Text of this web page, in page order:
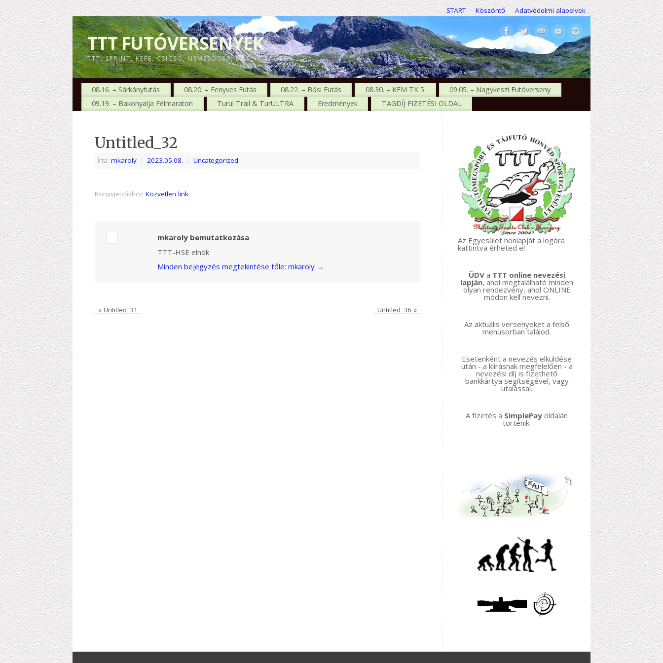
START Köszöntő Adatvédelmi alapelvek
TTT FUTÓVERSENYEK
TTT, SPRINT, KEFE, CSICSÓ, NEMESÓCSA, BŐS, MSE, GTC
08.16. – Sárkányfutás 08.20. – Fenyves Futás 08.22. – Bősi Futás 08.30. – KEM TK 5.
09.05. – Nagykeszi Futóverseny
09.19. – Bakonyalja Félmaraton
Turul Trail & TurULTRA Eredmények TAGDÍJ FIZETÉSI OLDAL
Untitled_32
Írta: mkaroly | 2023.05.08. | Uncategorized
Könyvjelzőkhöz Közvetlen link.
mkaroly bemutatkozása
TTT-HSE elnök
Minden bejegyzés megtekintése tőle: mkaroly →
«Untitled_31 Untitled_36 »
Az Egyesület honlapját a logóra
kattintva érheted el
ÜDV a TTT online nevezési
lapján, ahol megtalálható minden
olyan rendezvény, ahol ONLINE
módon kell nevezni.
Az aktuális versenyeket a felső
menüsorban találod.
Esetenként a nevezés elküldése
után - a kiírásnak megfelelően - a
nevezési díj is fizethető
bankkártya segítségével, vagy
utalással.
A fizetés a SimplePay oldalán
történik.